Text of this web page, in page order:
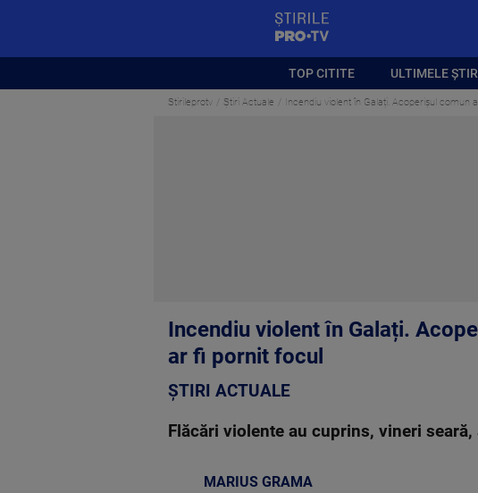
TOP CITITE ULTIMELE
Stirileprotv Știri Actuale Incendiu violent în Galați. Acoperișul
Incendiu violent în Galați.
ar fi pornit focul
ȘTIRI ACTUALE
Flăcări violente au cuprins, vineri
MARIUS GRAMA